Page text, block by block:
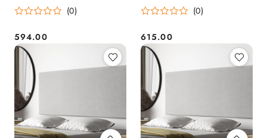
(0)
Cena:
594.00
(0)
Cena:
615.00